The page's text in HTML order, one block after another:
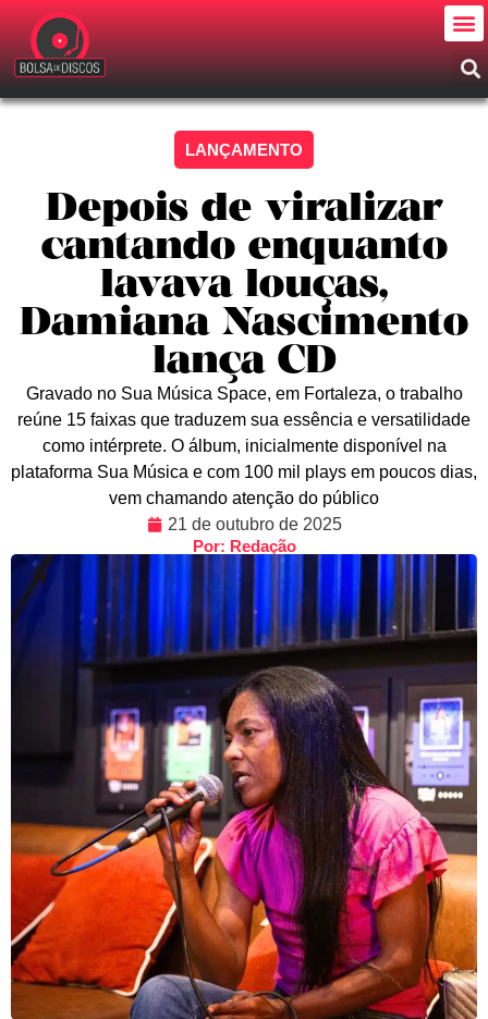
LANÇAMENTO
Depois de viralizar
cantando enquanto
lavava louças,
Damiana Nascimento
lança CD
Gravado no Sua Música Space, em Fortaleza, o trabalho
reúne 15 faixas que traduzem sua essência e versatilidade
como intérprete. O álbum, inicialmente disponível na
plataforma Sua Música e com 100 mil plays em poucos dias,
vem chamando atenção do público
21 de outubro de 2025
Por: Redação